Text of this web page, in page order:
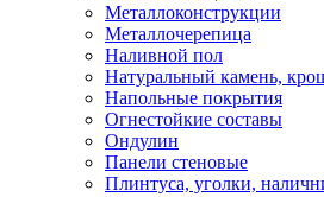
Металлоконструкции
Металлочерепица
Наливной пол
Натуральный камень,
Напольные покрытия
Огнестойкие составы
Ондулин
Панели стеновые
Плинтуса, уголки,